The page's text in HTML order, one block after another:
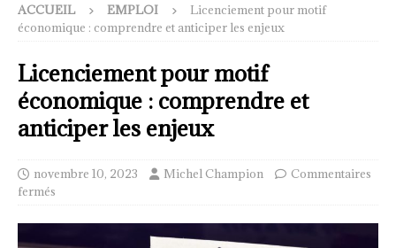
ACCUEIL EMPLOI
Licenciement pour motif
économique : comprendre et anticiper les enjeux
Licenciement pour motif
économique : comprendre et
anticiper les enjeux
novembre 10, 2023 Michel Champion
Commentaires
fermés